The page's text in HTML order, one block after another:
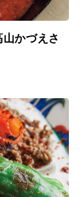
かづえさ